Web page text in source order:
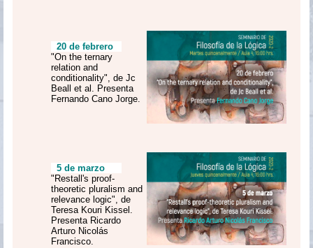
20 de febrero
"On the ternary
relation and
conditionality", de Jc
Beall et al. Presenta
Fernando Cano Jorge.
5 de marzo
"Restall's proof-
theoretic pluralism and
relevance logic", de
Teresa Kouri Kissel.
Presenta Ricardo
Arturo Nicolás
Francisco.